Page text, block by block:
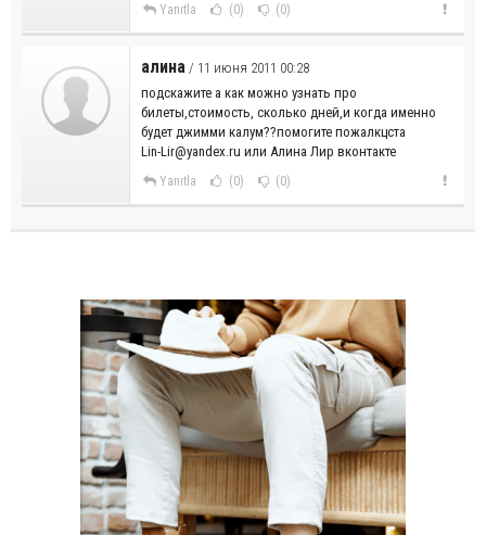
Yanıtla (0) (0)
алина / 11 июня 2011 00:28
подскажите а как можно узнать про
билеты,стоимость, сколько дней,и когда именно
будет джимми калум??помогите пожалкцста
Lin-Lir@yandex.ru или Алина Лир вконтакте
Yanıtla (0) (0)